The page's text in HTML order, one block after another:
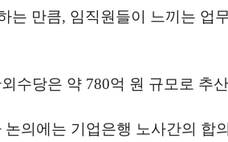
만큼, 임직원들이 느끼는 업
당은 약 780억 원 규모로 추
의에는 기업은행 노사간의 합